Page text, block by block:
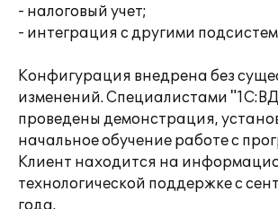
- налоговый учет;
- интеграция с другими
Конфигурация внедрена без
изменений. Специалистами
проведены демонстрация,
начальное обучение работе с
Клиент находится на
технологической поддержке с
года.